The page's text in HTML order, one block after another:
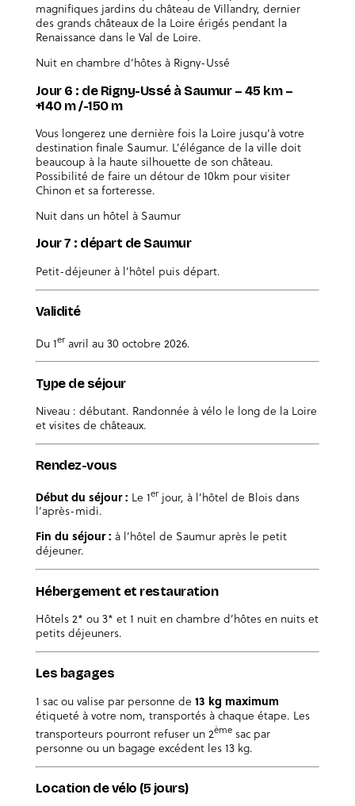
magnifiques jardins du château de Villandry, dernier
des grands châteaux de la Loire érigés pendant la
Renaissance dans le Val de Loire.
Nuit en chambre d’hôtes à Rigny-Ussé
Jour 6 : de Rigny-Ussé à Saumur – 45 km –
+140 m /-150 m
Vous longerez une dernière fois la Loire jusqu’à votre
destination finale Saumur. L’élégance de la ville doit
beaucoup à la haute silhouette de son château.
Possibilité de faire un détour de 10km pour visiter
Chinon et sa forteresse.
Nuit dans un hôtel à Saumur
Jour 7 : départ de Saumur
Petit-déjeuner à l’hôtel puis départ.
Validité
Du 1eravril au 30 octobre 2026.
Type de séjour
Niveau : débutant. Randonnée à vélo le long de la Loire
et visites de châteaux.
Rendez-vous
Début du séjour : Le 1erjour, à l’hôtel de Blois dans
l’après-midi.
Fin du séjour : à l’hôtel de Saumur après le petit
déjeuner.
Hébergement et restauration
Hôtels 2* ou 3* et 1 nuit en chambre d’hôtes en nuits et
petits déjeuners.
Les bagages
1 sac ou valise par personne de 13 kg maximum
étiqueté à votre nom, transportés à chaque étape. Les
transporteurs pourront refuser un 2èmesac par
personne ou un bagage excédent les 13 kg.
Location de vélo (5 jours)